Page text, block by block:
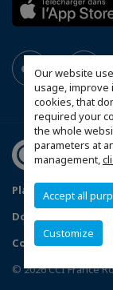
Our website
usage, improve
cookies, that
required your
the whole
parameters at
management,
Accept all
Customize
Plan du site
Données
Configurer vos
© 2026 CCI France